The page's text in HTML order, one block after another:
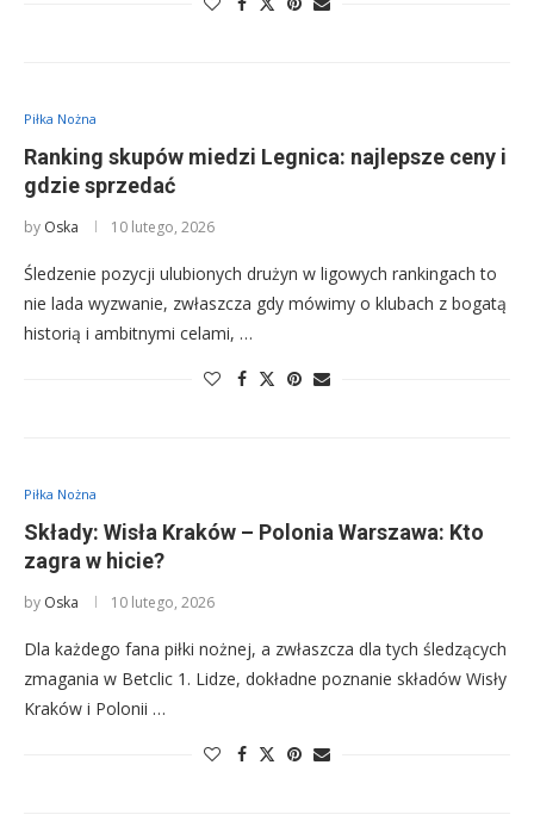
Piłka Nożna
Ranking skupów miedzi Legnica: najlepsze ceny i
gdzie sprzedać
by Oska 10 lutego, 2026
Śledzenie pozycji ulubionych drużyn w ligowych rankingach to
nie lada wyzwanie, zwłaszcza gdy mówimy o klubach z bogatą
historią i ambitnymi celami, …
Piłka Nożna
Składy: Wisła Kraków – Polonia Warszawa: Kto
zagra w hicie?
by Oska 10 lutego, 2026
Dla każdego fana piłki nożnej, a zwłaszcza dla tych śledzących
zmagania w Betclic 1. Lidze, dokładne poznanie składów Wisły
Kraków i Polonii …